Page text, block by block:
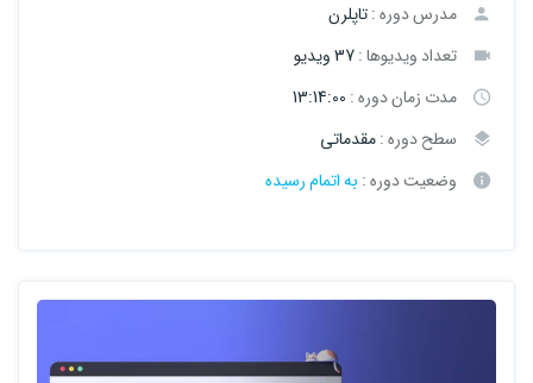
مدرس دوره :تاپلرن
تعداد ویدیوها :37 ویدیو
مدت زمان دوره : 13:14:00
سطح دوره :مقدماتی
وضعیت دوره : به اتمام رسیده